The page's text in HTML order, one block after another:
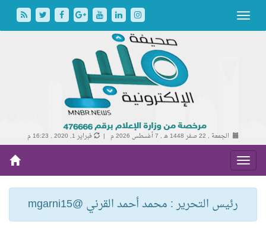
الجمعة , 22 صفر 1448 هـ , 7 أغسطس 2026 م | فبراير 1, 2020 , 16:23 م
رئيس التحرير : محمد أحمد القرني @mgarni15